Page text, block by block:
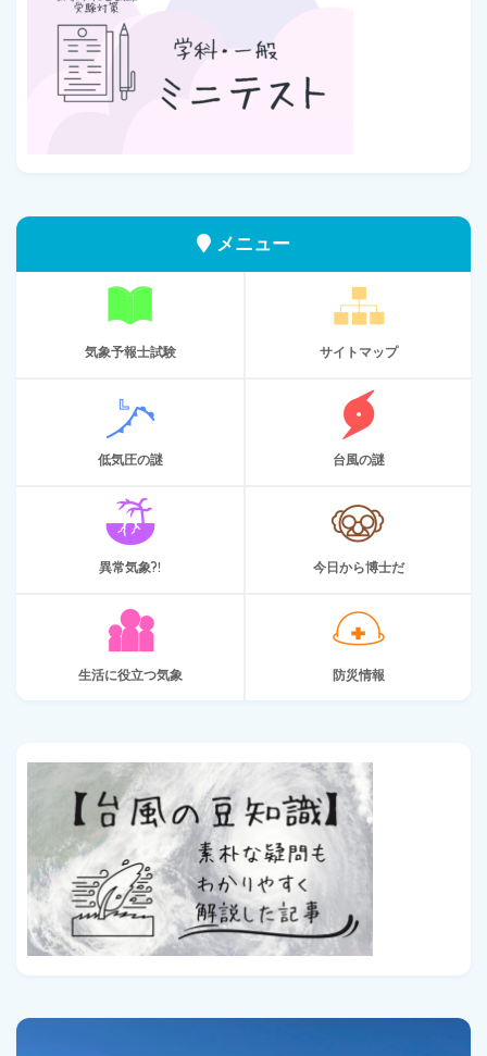
メニュー
気象予報士試験 サイトマップ
低気圧の謎 台風の謎
異常気象?! 今日から博士だ
生活に役立つ気象 防災情報